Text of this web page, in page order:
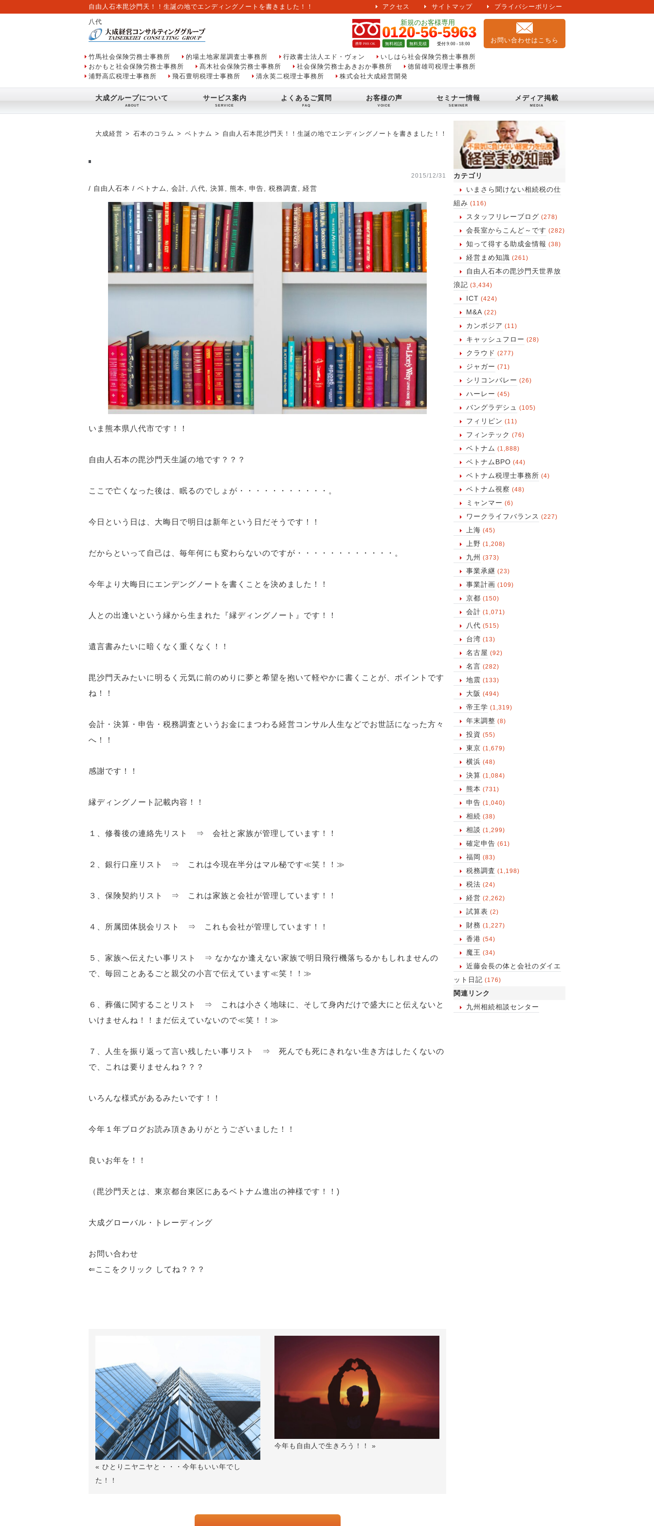
自由人石本毘沙門天！！生誕の地でエンディングノートを書きました！！ アクセス サイトマップ プライバシーポリシー
八代
お問い合わせはこちら
竹馬社会保険労務士事務所 的場土地家屋調査士事務所 行政書士法人エド・ヴォン
いしはら社会保険労務士事務所
おかもと社会保険労務士事務所
髙木社会保険労務士事務所 社会保険労務士あきおか事務所
徳留雄司税理士事務所
浦野高広税理士事務所
飛石豊明税理士事務所 清永英二税理士事務所 株式会社大成経営開発
大成グループについて サービス案内 よくあるご質問 お客様の声 セミナー情報 メディア掲載
カテゴリ
いまさら聞けない相続税の仕
組み (116)
スタッフリレーブログ (278)
会長室からこんど～です (282)
知って得する助成金情報 (38)
経営まめ知識 (261)
自由人石本の毘沙門天世界放
浪記 (3,434)
ICT (424)
M&A (22)
カンボジア (11)
キャッシュフロー (28)
クラウド (277)
ジャガー (71)
シリコンバレー (26)
ハーレー (45)
バングラデシュ (105)
フィリピン (11)
フィンテック (76)
ベトナム (1,888)
ベトナムBPO (44)
ベトナム税理士事務所 (4)
ベトナム視察 (48)
ミャンマー (6)
ワークライフバランス (227)
上海 (45)
上野 (1,208)
九州 (373)
事業承継 (23)
事業計画 (109)
京都 (150)
会計 (1,071)
八代 (515)
台湾 (13)
名古屋 (92)
名言 (282)
地震 (133)
大阪 (494)
帝王学 (1,319)
年末調整 (8)
投資 (55)
東京 (1,679)
横浜 (48)
決算 (1,084)
熊本 (731)
申告 (1,040)
相続 (38)
相談 (1,299)
確定申告 (61)
福岡 (83)
税務調査 (1,198)
税法 (24)
経営 (2,262)
試算表 (2)
財務 (1,227)
香港 (54)
魔王 (34)
近藤会長の体と会社のダイエ
ット日記 (176)
関連リンク
九州相続相談センター
大成経営 石本のコラム ベトナム 自由人石本毘沙門天！！生誕の地でエンディングノートを書きました！！
2015/12/31
/ 自由人石本 / ベトナム 会計 八代 決算 熊本 申告 税務調査 経営
いま熊本県八代市です！！
自由人石本の毘沙門天生誕の地です？？？
ここで亡くなった後は、 眠るのでしょが・・・・・・・・・・・。
今日という日は、大晦日で明日は新年という日だそうです！！
だからといって自己は、毎年何にも変わらないのですが・・・・・・・・・・・・。
今年より大晦日に エンデングノート を書くことを決めました！！
人との出逢いという縁から生まれた 『縁ディングノート』 です！！
遺言書みたいに暗くなく重くなく！！
毘沙門天みたいに 明るく元気に前のめりに夢と希望を抱いて軽やかに書く ことが、ポイントです
ね！！
会計・決算・申告・税務調査という お金にまつわる経営コンサル人生などでお世話になった方々
へ！！
感謝です！！
縁ディングノート記載内容！！
１、修養後の連絡先リスト ⇒ 会社と家族が管理 しています！！
２、銀行口座リスト ⇒ これは今現在半分はマル秘です≪笑！！≫
３、保険契約リスト ⇒ これは家族と会社が管理 しています！！
４、所属団体脱会リスト ⇒ これも会社が管理 しています！！
５、家族へ伝えたい事リスト ⇒ なかなか逢えない家族で明日飛行機落ちるかもしれませんの
で、毎回ことあるごと 親父の小言で伝えています≪笑！！≫
６、葬儀に関することリスト ⇒ これは小さく地味に、そして身内だけで盛大にと伝えないと
いけませんね！！まだ伝えていないので≪笑！！≫
７、人生を振り返って言い残したい事リスト ⇒ 死んでも死にきれない生き方はしたくないの
で、これは要りませんね？？？
いろんな様式があるみたいです！！
今年１年ブログお読み頂きありがとうございました！！
良いお年を！！
（毘沙門天とは、東京都台東区にあるベトナム進出の神様です！！)
大成グローバル・トレーディング
お問い合わせ
⇐ここをクリック してね？？？
« ひとりニヤニヤと・・・今年もいい年でし
た！！
今年も自由人で生きろう！！ »